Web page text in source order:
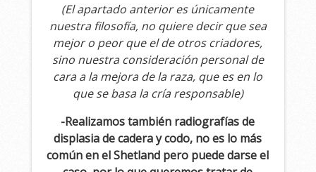
(El apartado anterior es únicamente
nuestra filosofía, no quiere decir que sea
mejor o peor que el de otros criadores,
sino nuestra consideración personal de
cara a la mejora de la raza, que es en lo
que se basa la cría responsable)
-Realizamos también radiografías de
displasia de cadera y codo, no es lo más
común en el Shetland pero puede darse el